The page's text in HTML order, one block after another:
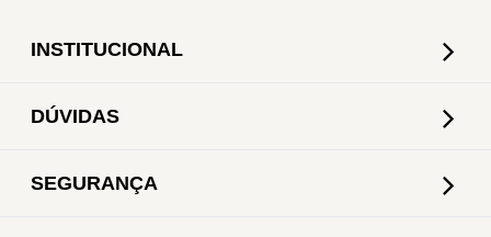
INSTITUCIONAL
DÚVIDAS
SEGURANÇA